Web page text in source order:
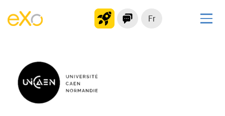
Fr
Plateforme collaborative
Réseau social
Hub de connaissances